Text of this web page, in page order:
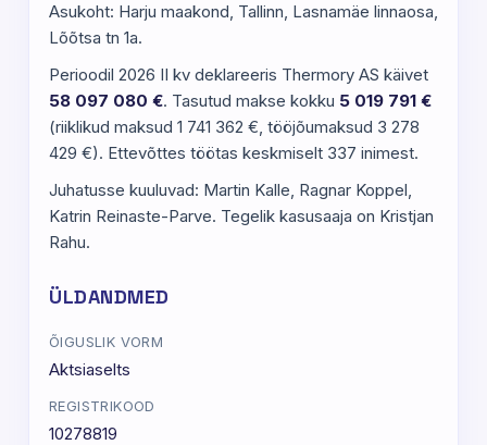
Asukoht: Harju maakond, Tallinn, Lasnamäe linnaosa,
Lõõtsa tn 1a.
Perioodil 2026 II kv deklareeris Thermory AS käivet
58 097 080 €. Tasutud makse kokku 5 019 791 €
(riiklikud maksud 1 741 362 €, tööjõumaksud 3 278
429 €). Ettevõttes töötas keskmiselt 337 inimest.
Juhatusse kuuluvad: Martin Kalle, Ragnar Koppel,
Katrin Reinaste-Parve. Tegelik kasusaaja on Kristjan
Rahu.
ÜLDANDMED
ÕIGUSLIK VORM
Aktsiaselts
REGISTRIKOOD
10278819